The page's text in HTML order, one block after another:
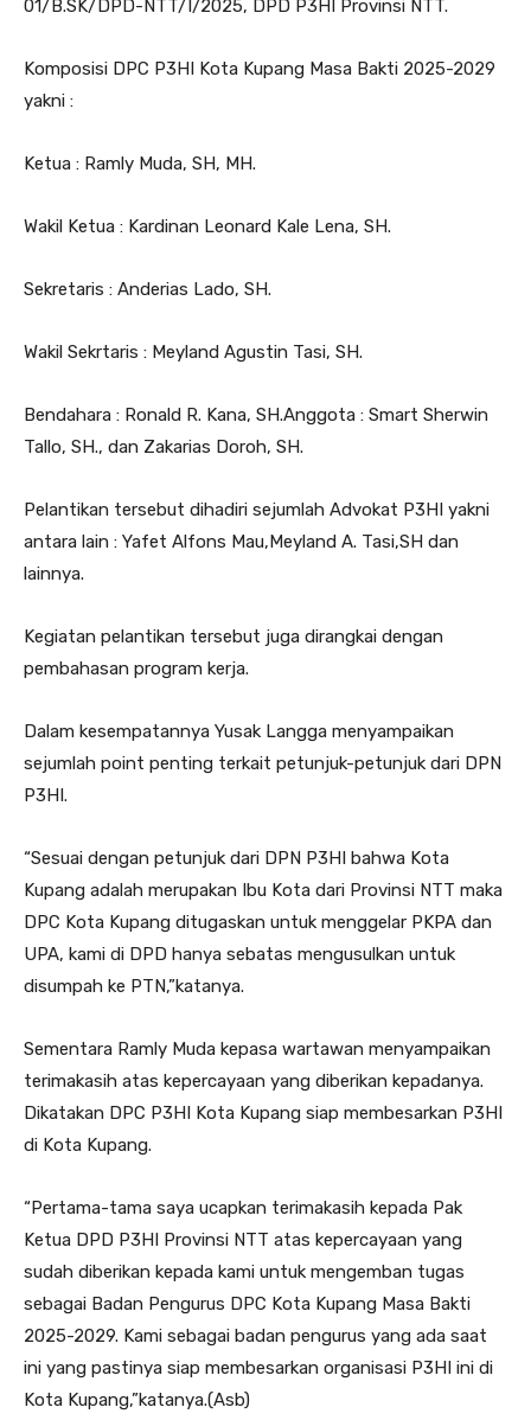
01/B.SK/DPD-NTT/I/2025, DPD P3HI Provinsi NTT.
Komposisi DPC P3HI Kota Kupang Masa Bakti 2025-2029
yakni :
Ketua : Ramly Muda, SH, MH.
Wakil Ketua : Kardinan Leonard Kale Lena, SH.
Sekretaris : Anderias Lado, SH.
Wakil Sekrtaris : Meyland Agustin Tasi, SH.
Bendahara : Ronald R. Kana, SH.Anggota : Smart Sherwin
Tallo, SH., dan Zakarias Doroh, SH.
Pelantikan tersebut dihadiri sejumlah Advokat P3HI yakni
antara lain : Yafet Alfons Mau,Meyland A. Tasi,SH dan
lainnya.
Kegiatan pelantikan tersebut juga dirangkai dengan
pembahasan program kerja.
Dalam kesempatannya Yusak Langga menyampaikan
sejumlah point penting terkait petunjuk-petunjuk dari DPN
P3HI.
“Sesuai dengan petunjuk dari DPN P3HI bahwa Kota
Kupang adalah merupakan Ibu Kota dari Provinsi NTT maka
DPC Kota Kupang ditugaskan untuk menggelar PKPA dan
UPA, kami di DPD hanya sebatas mengusulkan untuk
disumpah ke PTN,”katanya.
Sementara Ramly Muda kepasa wartawan menyampaikan
terimakasih atas kepercayaan yang diberikan kepadanya.
Dikatakan DPC P3HI Kota Kupang siap membesarkan P3HI
di Kota Kupang.
“Pertama-tama saya ucapkan terimakasih kepada Pak
Ketua DPD P3HI Provinsi NTT atas kepercayaan yang
sudah diberikan kepada kami untuk mengemban tugas
sebagai Badan Pengurus DPC Kota Kupang Masa Bakti
2025-2029. Kami sebagai badan pengurus yang ada saat
ini yang pastinya siap membesarkan organisasi P3HI ini di
Kota Kupang,”katanya.(Asb)